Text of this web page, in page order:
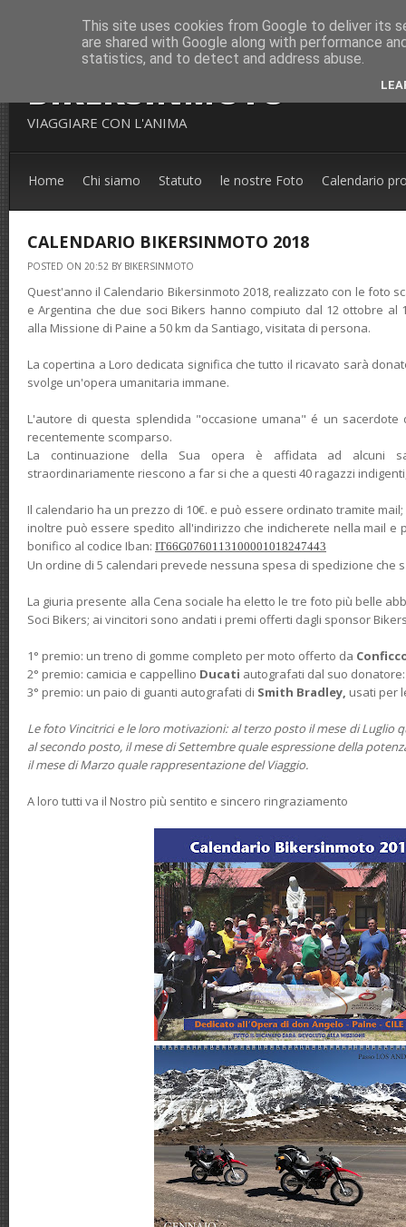
BIKERSINMOTO
VIAGGIARE CON L'ANIMA
Home Chi siamo Statuto le nostre Foto Calendario
CALENDARIO BIKERSINMOTO 2018
POSTED ON 20:52 BY BIKERSINMOTO
Quest'anno il Calendario Bikersinmoto 2018, realizzato con le foto
e Argentina che due soci Bikers hanno compiuto dal 12 ottobre al
alla Missione di Paine a 50 km da Santiago, visitata di persona.
La copertina a Loro dedicata significa che tutto il ricavato sarà
svolge un'opera umanitaria immane.
L'autore di questa splendida "occasione umana" é un sacerdote
recentemente scomparso.
La continuazione della Sua opera è affidata ad alcuni
straordinariamente riescono a far si che a questi 40 ragazzi
Il calendario ha un prezzo di 10€. e può essere ordinato tramite
inoltre può essere spedito all'indirizzo che indicherete nella mail e
bonifico al codice Iban: IT66G0760113100001018247443
Un ordine di 5 calendari prevede nessuna spesa di spedizione che
La giuria presente alla Cena sociale ha eletto le tre foto più belle
Soci Bikers; ai vincitori sono andati i premi offerti dagli sponsor
1° premio: un treno di gomme completo per moto offerto da
2° premio: camicia e cappellino Ducati autografati dal suo donatore:
3° premio: un paio di guanti autografati di Smith Bradley, usati per
Le foto Vincitrici e le loro motivazioni: al terzo posto il mese di Luglio
al secondo posto, il mese di Settembre quale espressione della
il mese di Marzo quale rappresentazione del Viaggio.
A loro tutti va il Nostro più sentito e sincero ringraziamento
This site uses cookies from Google to deliver its
are shared with Google along with performance
statistics, and to detect and address abuse.